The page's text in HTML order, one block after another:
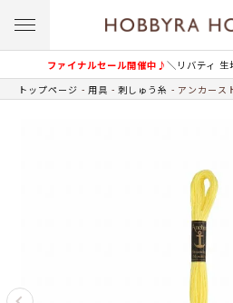
ファイナルセール開催中♪＼リバティ 生
トップページ 用具 刺しゅう糸 アンカース